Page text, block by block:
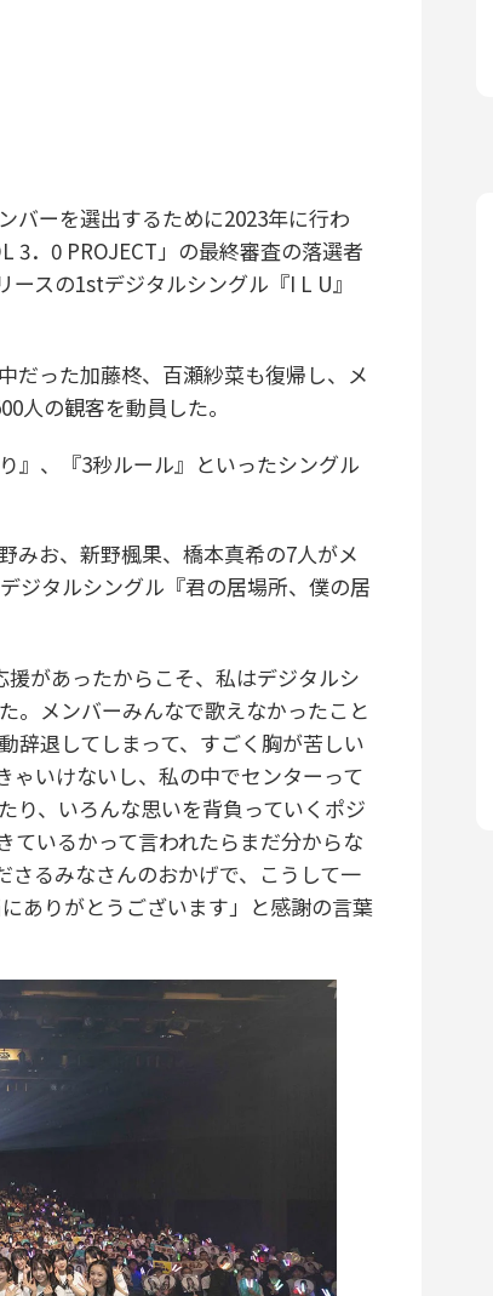
バーを選出するために2023年に行わ
3．0 PROJECT」の最終審査の落選者
スの1stデジタルシングル『I L U』
だった加藤柊、百瀬紗菜も復帰し、メ
人の観客を動員した。
』、『3秒ルール』といったシングル
みお、新野楓果、橋本真希の7人がメ
ジタルシングル『君の居場所、僕の居
があったからこそ、私はデジタルシ
。メンバーみんなで歌えなかったこと
辞退してしまって、すごく胸が苦しい
ゃいけないし、私の中でセンターって
り、いろんな思いを背負っていくポジ
ているかって言われたらまだ分からな
さるみなさんのおかげで、こうして一
ありがとうございます」と感謝の言葉